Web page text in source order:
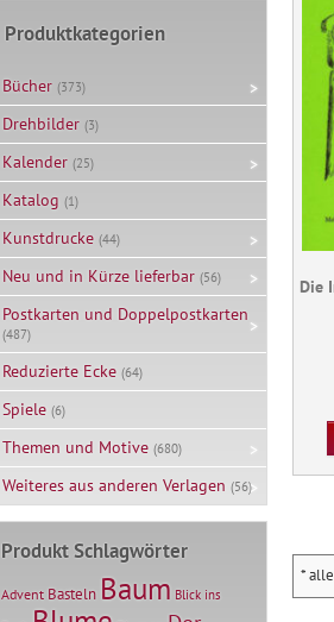
Die
*
Produktkategorien
Bücher (373)
Drehbilder (3)
Kalender (25)
Katalog (1)
Kunstdrucke (44)
Neu und in Kürze lieferbar (56)
Postkarten und Doppelpostkarten
(487)
Reduzierte Ecke (64)
Spiele (6)
Themen und Motive (680)
Weiteres aus anderen Verlagen (56)
Produkt Schlagwörter
Advent Basteln Baum Blick ins